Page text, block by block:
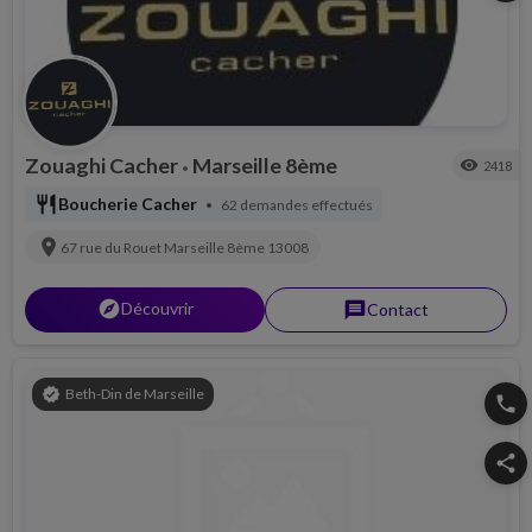
Zouaghi Cacher • Marseille 8ème visibility 2418
restaurant Boucherie Cacher • 62 demandes effectués
location_on 67 rue du Rouet Marseille 8ème 13008
explorerDécouvrir messageContact
verified Beth-Din de Marseille phone
share